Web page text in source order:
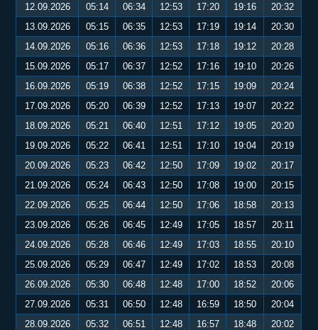
12.09.2026
05:14 06:34 12:53 17:20 19:16
20:32
13.09.2026
05:15 06:35 12:53 17:19 19:14
20:30
14.09.2026
05:16 06:36 12:53 17:18 19:12
20:28
15.09.2026
05:17 06:37 12:52 17:16 19:10
20:26
16.09.2026
05:19 06:38 12:52 17:15 19:09
20:24
17.09.2026
05:20 06:39 12:52 17:13 19:07
20:22
18.09.2026
05:21 06:40 12:51 17:12 19:05
20:20
19.09.2026
05:22 06:41 12:51 17:10 19:04
20:19
20.09.2026
05:23 06:42 12:50 17:09 19:02
20:17
21.09.2026
05:24 06:43 12:50 17:08 19:00
20:15
22.09.2026
05:25 06:44 12:50 17:06 18:58
20:13
23.09.2026
05:26 06:45 12:49 17:05 18:57
20:11
24.09.2026
05:28 06:46 12:49 17:03 18:55
20:10
25.09.2026
05:29 06:47 12:49 17:02 18:53
20:08
26.09.2026
05:30 06:48 12:48 17:00 18:52
20:06
27.09.2026
05:31 06:50 12:48 16:59 18:50
20:04
28.09.2026
05:32 06:51 12:48 16:57 18:48
20:02